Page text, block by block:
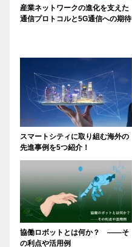
産業ネットワークの進化を支えた
通信プロトコルと5G通信への期待
スマートシティに取り組む海外の
先進事例を5つ紹介！
協働ロボットとは何か？ ――そ
の利点や活用例